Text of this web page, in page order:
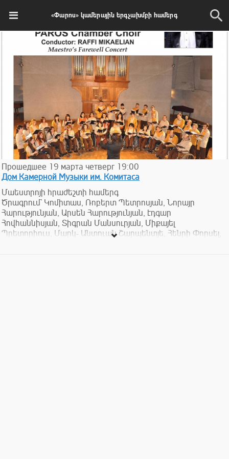
«Փարոս» կամերային երգչախմբի համերգ
Прошедшее 19 марта четверг 19:00
Дом Камерной Музыки им. Комитаса
Մաեստրոյի հրաժեշտի համերգ
Ծրագրում` Կոմիտաս, Ռոբերտ Պետրոսյան, Նորայր
Հարությունյան, Արսեն Հարությունյան, էդգար
Հովհաննիսյան, Տիգրան Մանսուրյան, Միքայել
Պրետորիուս, Մարկ- Անտուան Շարպենտյե, Հենրի Փորսել,